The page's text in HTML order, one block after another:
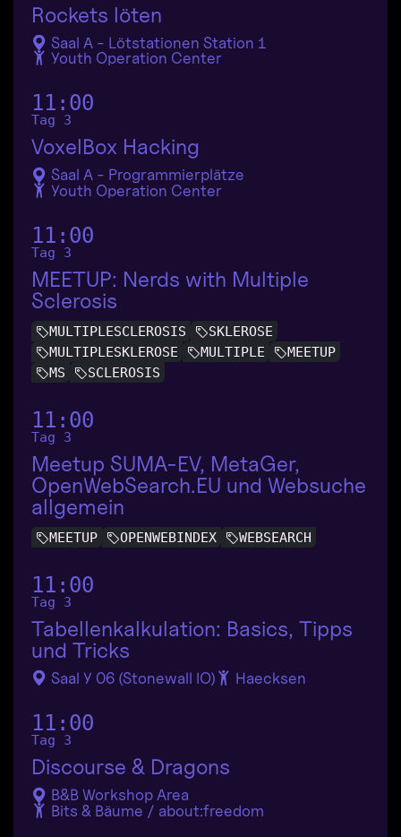
Rockets löten
Saal A - Lötstationen Station 1
Youth Operation Center
11:00
Tag 3
VoxelBox Hacking
Saal A - Programmierplätze
Youth Operation Center
11:00
Tag 3
MEETUP: Nerds with Multiple
Sclerosis
MULTIPLESCLEROSIS
SKLEROSE
MULTIPLESKLEROSE
MULTIPLE
MEETUP
MS
SCLEROSIS
11:00
Tag 3
Meetup SUMA-EV, MetaGer,
OpenWebSearch.EU und Websuche
allgemein
MEETUP OPENWEBINDEX WEBSEARCH
11:00
Tag 3
Tabellenkalkulation: Basics, Tipps
und Tricks
Saal Y 06 (Stonewall IO) Haecksen
11:00
Tag 3
Discourse & Dragons
B&B Workshop Area
Bits & Bäume / about:freedom